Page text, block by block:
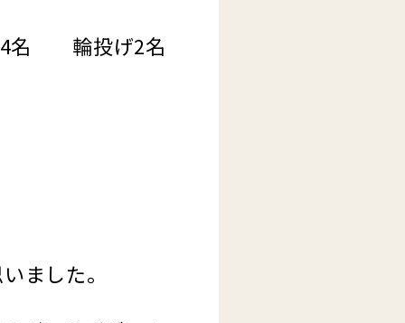
名 輪投げ2名
ました。